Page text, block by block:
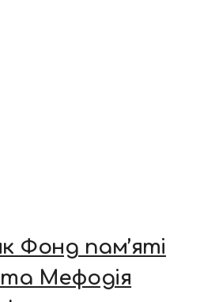
Фонд пам’яті
Мефодія